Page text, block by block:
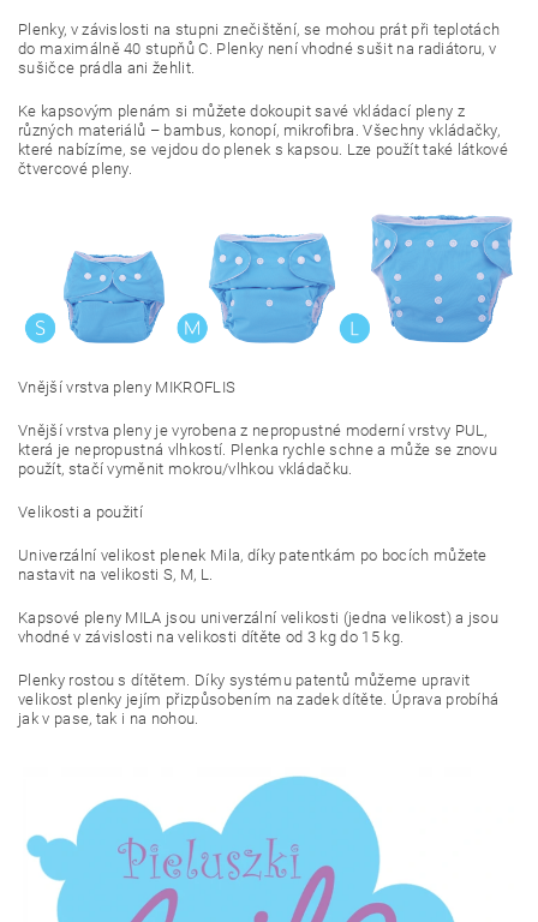
Plenky, v závislosti na stupni znečištění, se mohou prát při teplotách
do maximálně 40 stupňů C. Plenky není vhodné sušit na radiátoru, v
sušičce prádla ani žehlit.
Ke kapsovým plenám si můžete dokoupit savé vkládací pleny z
různých materiálů – bambus, konopí, mikrofibra. Všechny vkládačky,
které nabízíme, se vejdou do plenek s kapsou. Lze použít také látkové
čtvercové pleny.
Vnější vrstva pleny MIKROFLIS
Vnější vrstva pleny je vyrobena z nepropustné moderní vrstvy PUL,
která je nepropustná vlhkostí. Plenka rychle schne a může se znovu
použít, stačí vyměnit mokrou/vlhkou vkládačku.
Velikosti a použití
Univerzální velikost plenek Mila, díky patentkám po bocích můžete
nastavit na velikosti S, M, L.
Kapsové pleny MILA jsou univerzální velikosti (jedna velikost) a jsou
vhodné v závislosti na velikosti dítěte od 3 kg do 15 kg.
Plenky rostou s dítětem. Díky systému patentů můžeme upravit
velikost plenky jejím přizpůsobením na zadek dítěte. Úprava probíhá
jak v pase, tak i na nohou.